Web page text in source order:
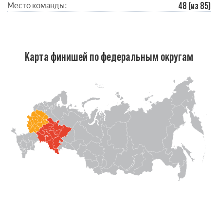
Место команды: 48 (из 85)
Карта финишей по федеральным округам